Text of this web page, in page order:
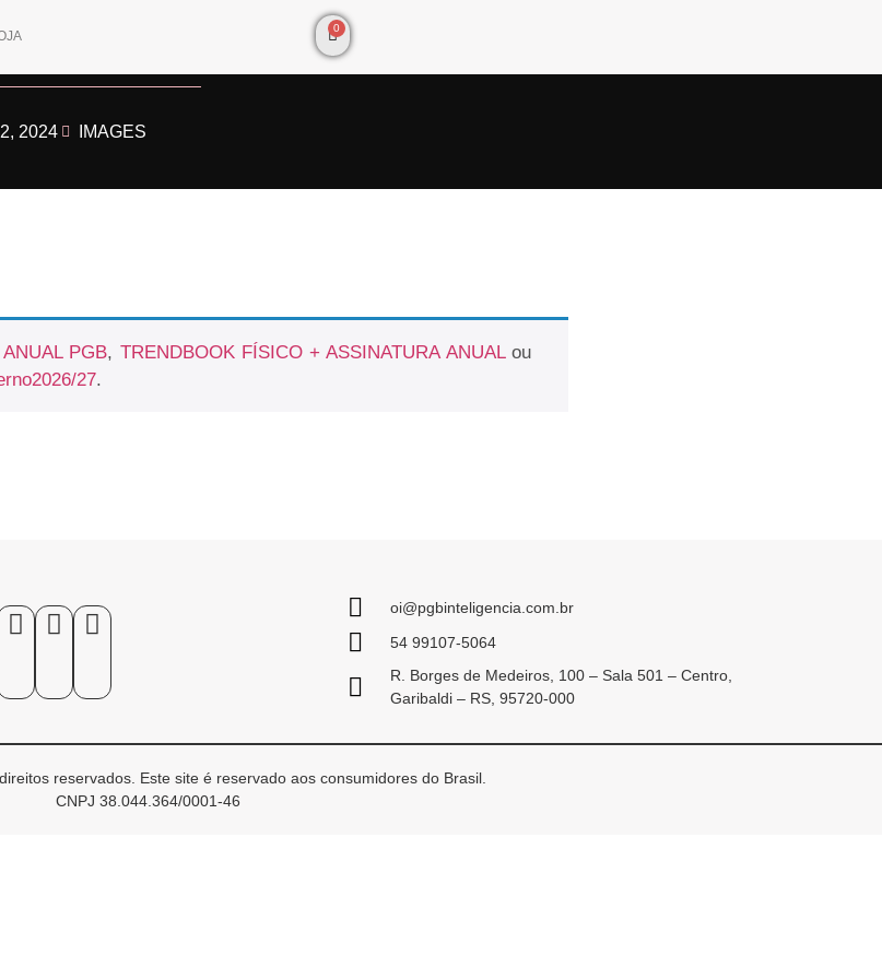
0
2024 IMAGES
PGB, TRENDBOOK FÍSICO + ASSINATURA ANUALou
27.
oi@pgbinteligencia.com.br
54 99107-5064
R. Borges de Medeiros, 100 – Sala 501 – Centro,
Garibaldi – RS, 95720-000
reservados. Este site é reservado aos consumidores do Brasil.
CNPJ 38.044.364/0001-46